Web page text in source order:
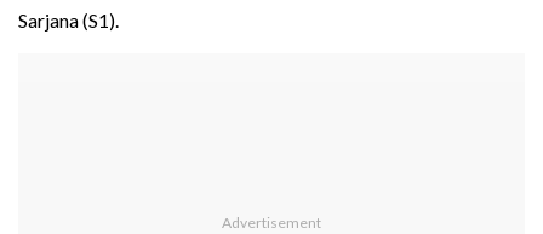
Sarjana (S1).